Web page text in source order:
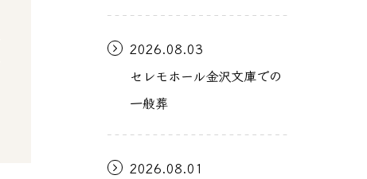
2026.08.03
セレモホール金沢文庫での
一般葬
2026.08.01